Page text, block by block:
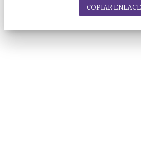
COPIAR ENLACE